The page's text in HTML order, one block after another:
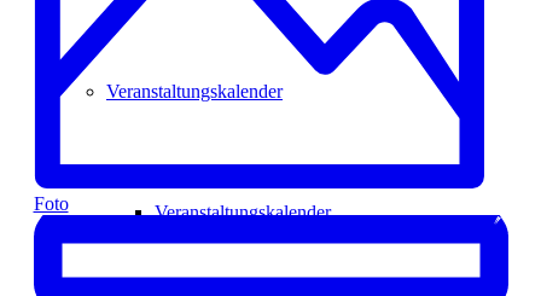
Veranstaltungskalender
Veranstaltungskalender
Foto